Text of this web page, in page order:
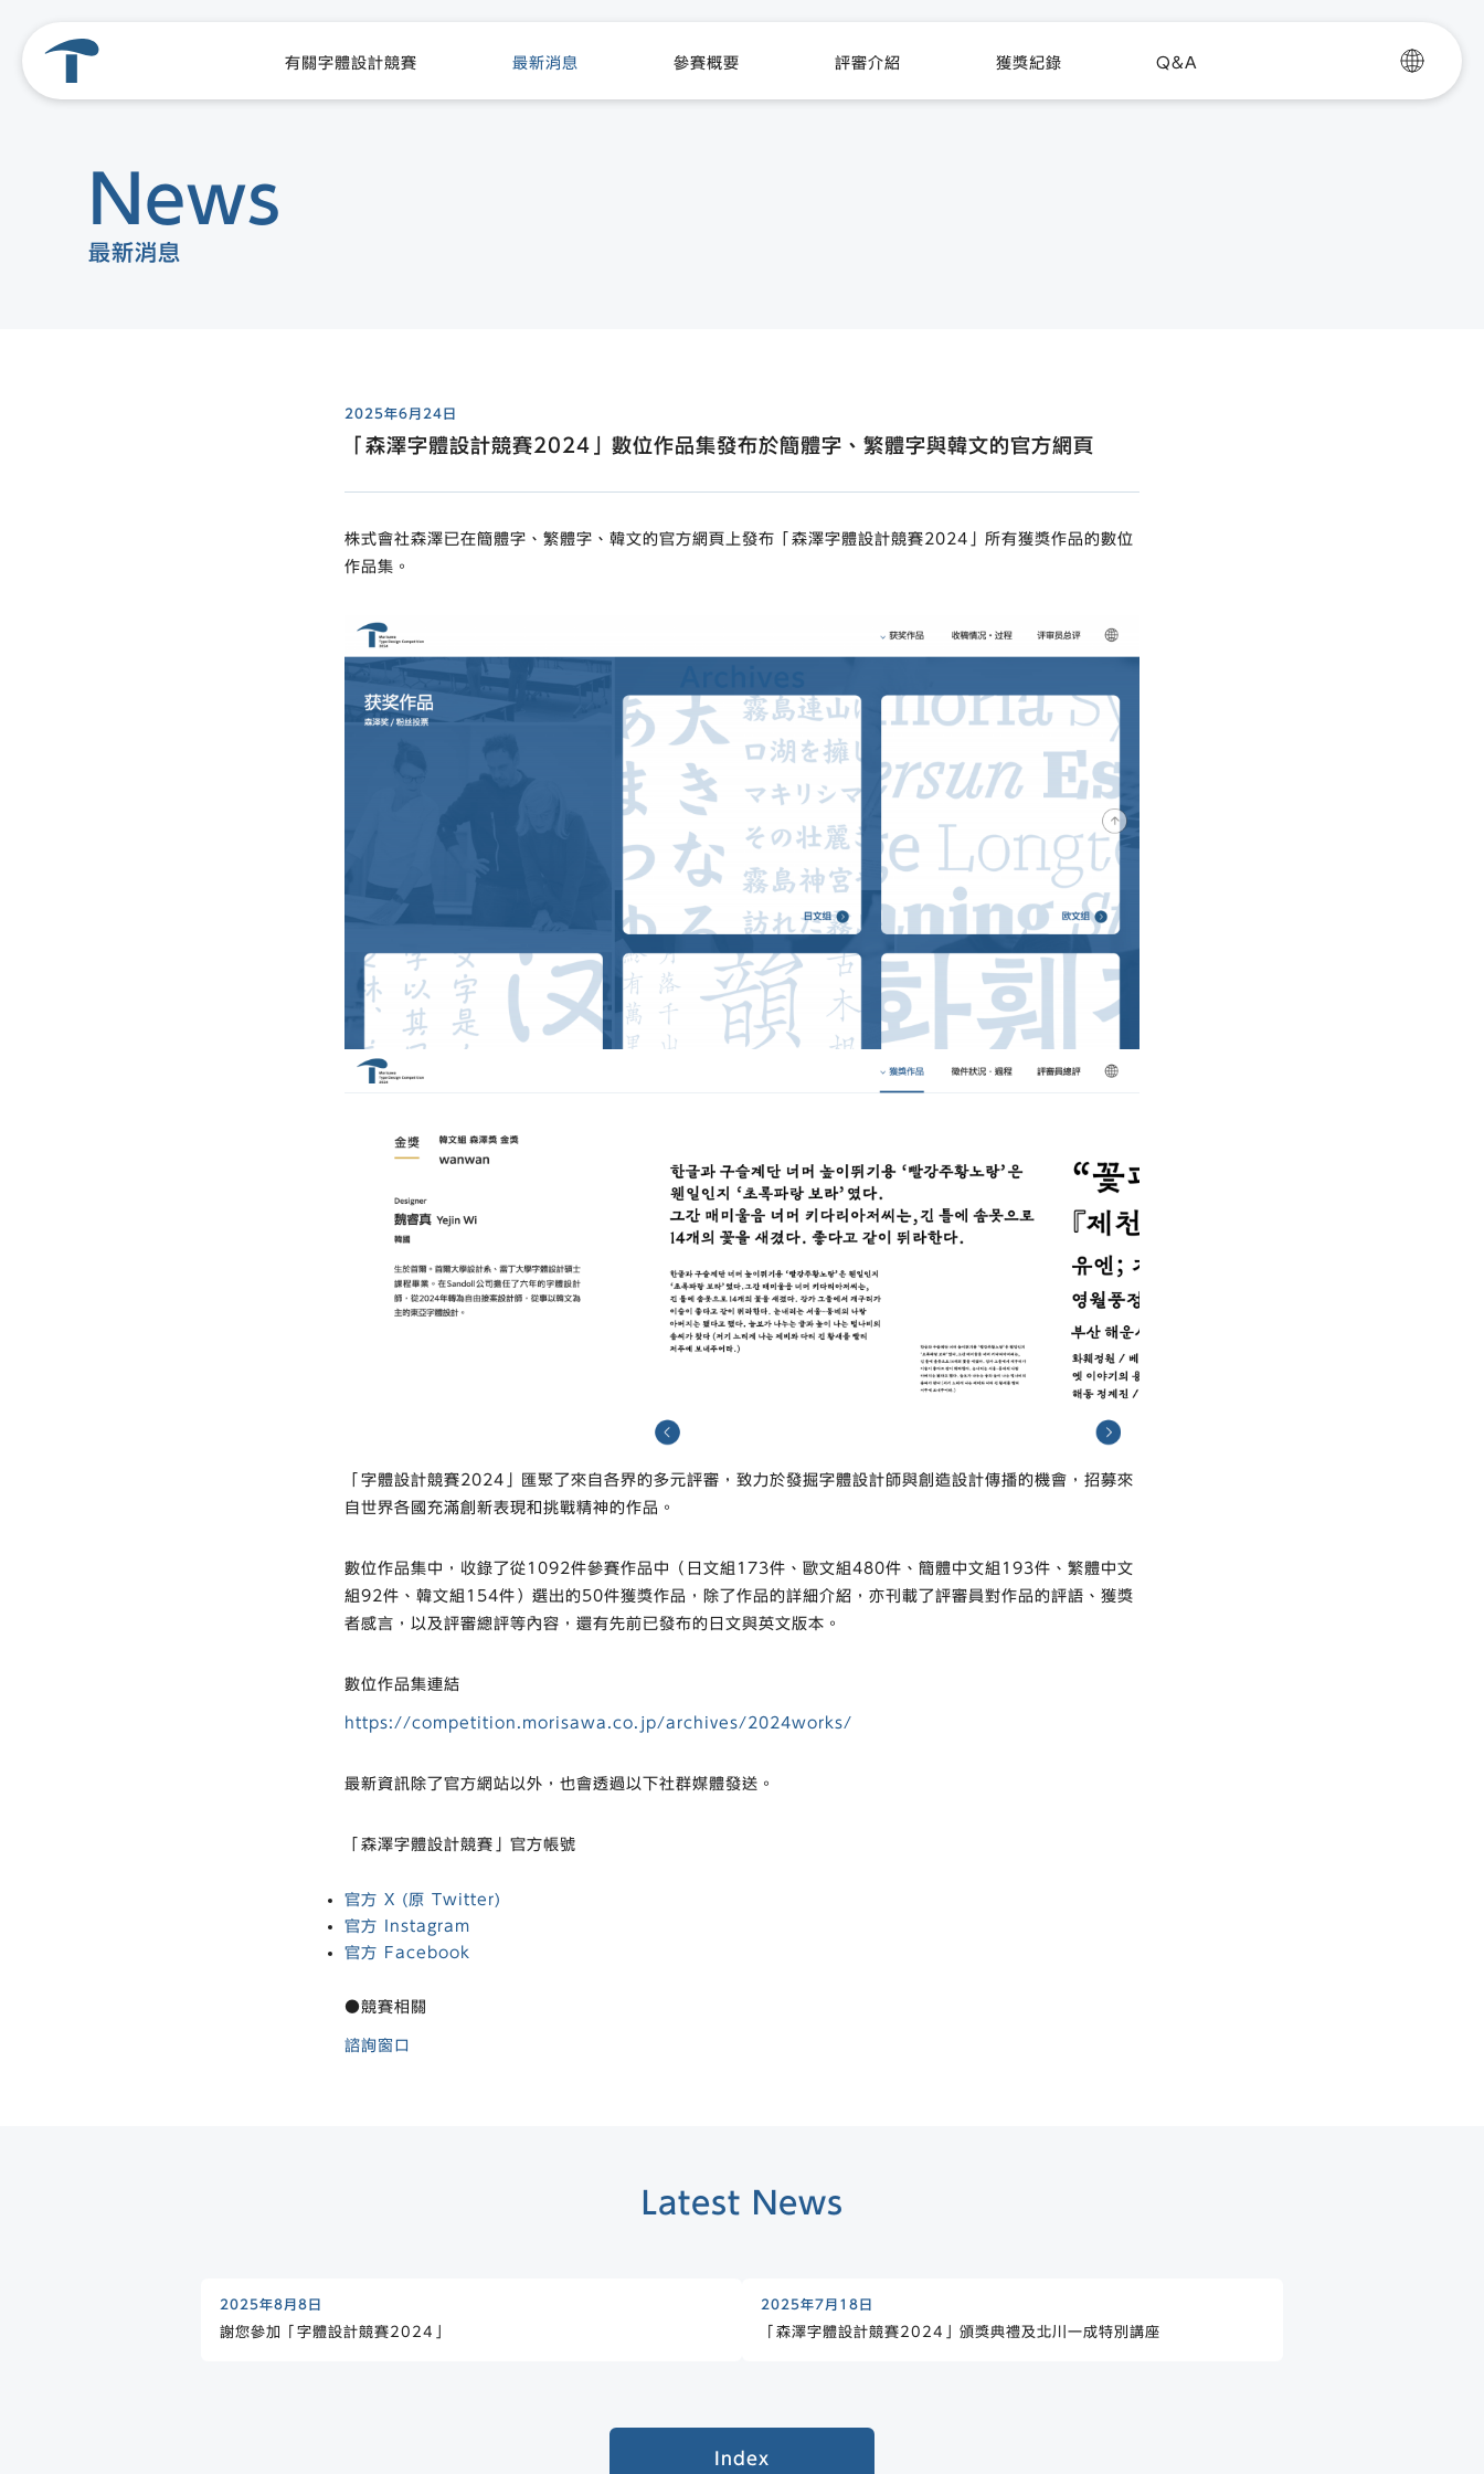
有關字體設計競賽 最新消息 參賽概要 評審介紹 獲獎紀錄 Q&A
News
最新消息
2025年6月24日
「森澤字體設計競賽2024」數位作品集發布於簡體字、繁體字與韓文的官方網頁
株式會社森澤已在簡體字、繁體字、韓文的官方網頁上發布「森澤字體設計競賽2024」所有獲獎作品的數位
作品集。
「字體設計競賽2024」匯聚了來自各界的多元評審，致力於發掘字體設計師與創造設計傳播的機會，招募來
自世界各國充滿創新表現和挑戰精神的作品。
數位作品集中，收錄了從1092件參賽作品中（日文組173件、歐文組480件、簡體中文組193件、繁體中文
組92件、韓文組154件）選出的50件獲獎作品，除了作品的詳細介紹，亦刊載了評審員對作品的評語、獲獎
者感言，以及評審總評等內容，還有先前已發布的日文與英文版本。
數位作品集連結
https://competition.morisawa.co.jp/archives/2024works/
最新資訊除了官方網站以外，也會透過以下社群媒體發送。
「森澤字體設計競賽」官方帳號
官方 X (原 Twitter)
官方 Instagram
官方 Facebook
●競賽相關
諮詢窗口
Latest News
2025年8月8日
謝您參加「字體設計競賽2024」
2025年7月18日
「森澤字體設計競賽2024」頒獎典禮及北川一成特別講座
Index